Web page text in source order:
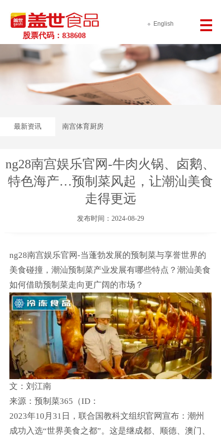
股票代码：838608
English
最新资讯 南宫体育厨房
ng28南宫娱乐官网-牛肉火锅、卤鹅、
特色海产…预制菜风起，让潮汕美食
走得更远
发布时间：2024-08-29
ng28南宫娱乐官网-当蓬勃发展的预制菜与享誉世界的
美食碰撞，潮汕预制菜产业发展有哪些特点？潮汕美食
如何借助预制菜走向更广阔的市场？
文：刘江南
来源：预制菜365（ID：
2023年10月31日，联合国教科文组织官网宣布：潮州
成功入选“世界美食之都”。这是继成都、顺德、澳门、